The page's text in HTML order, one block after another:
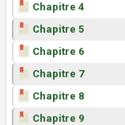
Chapitre 4
Chapitre 5
Chapitre 6
Chapitre 7
Chapitre 8
Chapitre 9